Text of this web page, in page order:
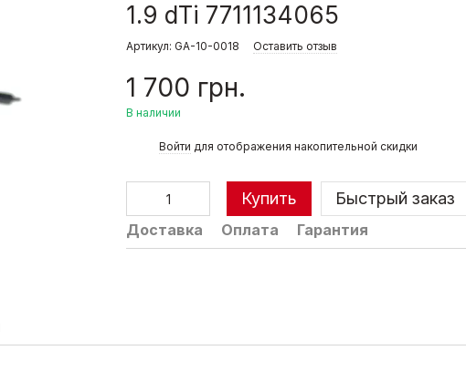
1.9 dTi 7711134065
Артикул: GA-10-0018 Оставить отзыв
1 700 грн.
В наличии
Войти для отображения накопительной скидки
Купить Быстрый заказ
Доставка Оплата Гарантия